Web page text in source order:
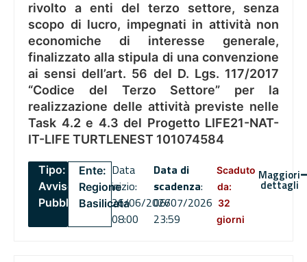
rivolto a enti del terzo settore, senza
scopo di lucro, impegnati in attività non
economiche di interesse generale,
finalizzato alla stipula di una convenzione
ai sensi dell’art. 56 del D. Lgs. 117/2017
“Codice del Terzo Settore” per la
realizzazione delle attività previste nelle
Task 4.2 e 4.3 del Progetto LIFE21-NAT-
IT-LIFE TURTLENEST 101074584
Tipo:
Avviso
Pubblico
Ente:
Regione
Basilicata
Data
inizio:
26/06/2026
08:00
Data di
scadenza:
06/07/2026
23:59
Scaduto
da:
32
giorni
Maggiori
dettagli